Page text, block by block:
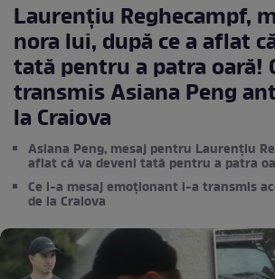
Laurențiu Reghecampf,
nora lui, după ce a aflat
tată pentru a patra oară!
transmis Asiana Peng
la Craiova
Asiana Peng, mesaj pentru Laurențiu
aflat că va deveni tată pentru a patra
Ce i-a mesaj emoționant i-a transmis
de la Craiova